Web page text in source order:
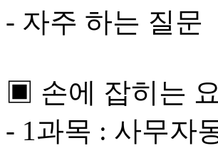
- 자주 하는 질문
▣ 손에 잡히는
- 1과목 : 사무자